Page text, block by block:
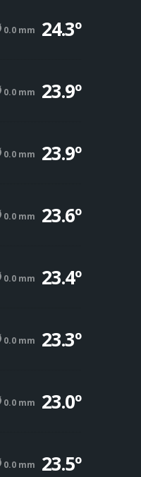
0.0 mm 24.3º
0.0 mm 23.9º
0.0 mm 23.9º
0.0 mm 23.6º
0.0 mm 23.4º
0.0 mm 23.3º
0.0 mm 23.0º
0.0 mm 23.5º